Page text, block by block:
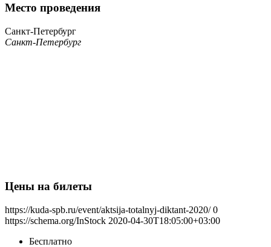
Место проведения
Санкт-Петербург
Санкт-Петербург
Цены на билеты
https://kuda-spb.ru/event/aktsija-totalnyj-diktant-2020/ 0
https://schema.org/InStock 2020-04-30T18:05:00+03:00
Бесплатно